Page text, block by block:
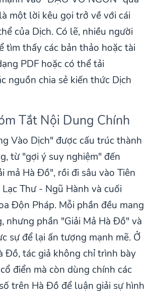
một lời kêu gọi trở về với cái
của Dịch. Có lẽ, nhiều người
tìm thấy các bản thảo hoặc tài
PDF hoặc có thể tải
nguồn chia sẻ kiến thức Dịch
Tắt Nội Dung Chính
Vào Dịch" được cấu trúc thành
từ "gợi ý suy nghiệm" đến
mả Hà Đồ", rồi đi sâu vào Tiên
Thư - Ngũ Hành và cuối
Độn Pháp. Mỗi phần đều mang
nhưng phần "Giải Mả Hà Đồ" và
sự để lại ấn tượng mạnh mẽ. Ở
Đồ, tác giả không chỉ trình bày
điển mà còn dùng chính các
trên Hà Đồ để luận giải sự hình